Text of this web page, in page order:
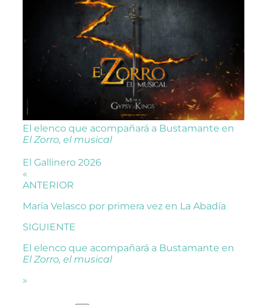
El elenco que acompañará a Bustamante en
El Zorro, el musical
El Gallinero 2026
«
ANTERIOR
María Velasco por primera vez en La Abadía
SIGUIENTE
El elenco que acompañará a Bustamante en
El Zorro, el musical
»